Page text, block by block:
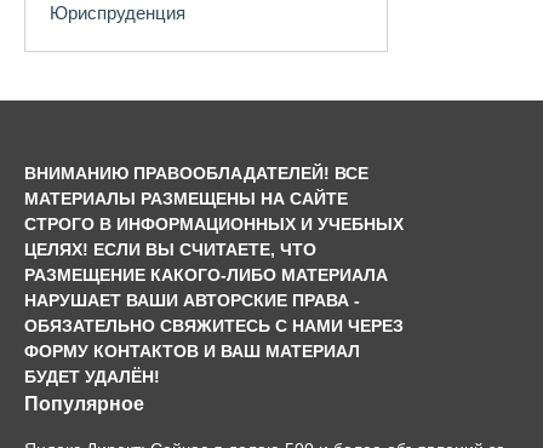
Юриспруденция
ВНИМАНИЮ ПРАВООБЛАДАТЕЛЕЙ! ВСЕ
МАТЕРИАЛЫ РАЗМЕЩЕНЫ НА САЙТЕ
СТРОГО В ИНФОРМАЦИОННЫХ И УЧЕБНЫХ
ЦЕЛЯХ! ЕСЛИ ВЫ СЧИТАЕТЕ, ЧТО
РАЗМЕЩЕНИЕ КАКОГО-ЛИБО МАТЕРИАЛА
НАРУШАЕТ ВАШИ АВТОРСКИЕ ПРАВА -
ОБЯЗАТЕЛЬНО СВЯЖИТЕСЬ С НАМИ ЧЕРЕЗ
ФОРМУ КОНТАКТОВ И ВАШ МАТЕРИАЛ
БУДЕТ УДАЛЁН!
Популярное